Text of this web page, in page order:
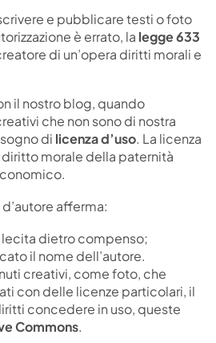
e pubblicare testi o foto
è errato, la legge 633
di un’opera diritti morali e
il nostro blog, quando
che non sono di nostra
di licenza d’uso. La licenza
diritto morale della paternità
afferma:
lecita dietro compenso;
il nome dell’autore.
creativi, come foto, che
con delle licenze particolari, il
concedere in uso, queste
Commons.